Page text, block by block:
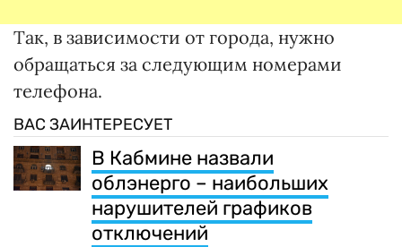
Так, в зависимости от города, нужно
обращаться за следующим номерами
телефона.
ВАС ЗАИНТЕРЕСУЕТ
В Кабмине назвали
облэнерго – наибольших
нарушителей графиков
отключений